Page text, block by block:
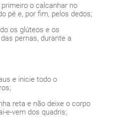
o calcanhar no
pé e, por fim, pelos dedos;
os glúteos e os
pernas, durante a
e inicie todo o
reta e não deixe o corpo
e-vem dos quadris;